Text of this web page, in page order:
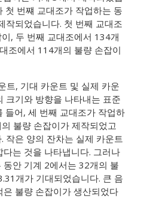
첫 번쨰 교대조가 작업하는 동
작되었습니다. 첫 번째 교대조
, 두 번째 교대조에서 134개
조에서 114개의 불량 손잡이
트, 기대 카운트 및 실제 카운
크기와 방향을 나타내는 표준
들어, 세 번째 교대조가 작업하
불량 손잡이가 제작되었고
작은 양의 잔차는 실제 카운트
는 것을 나타냅니다. 그러나
안 기계 2에서는 32개의 불
개가 기대되었습니다. 큰 음
불량 손잡이가 생산되었다